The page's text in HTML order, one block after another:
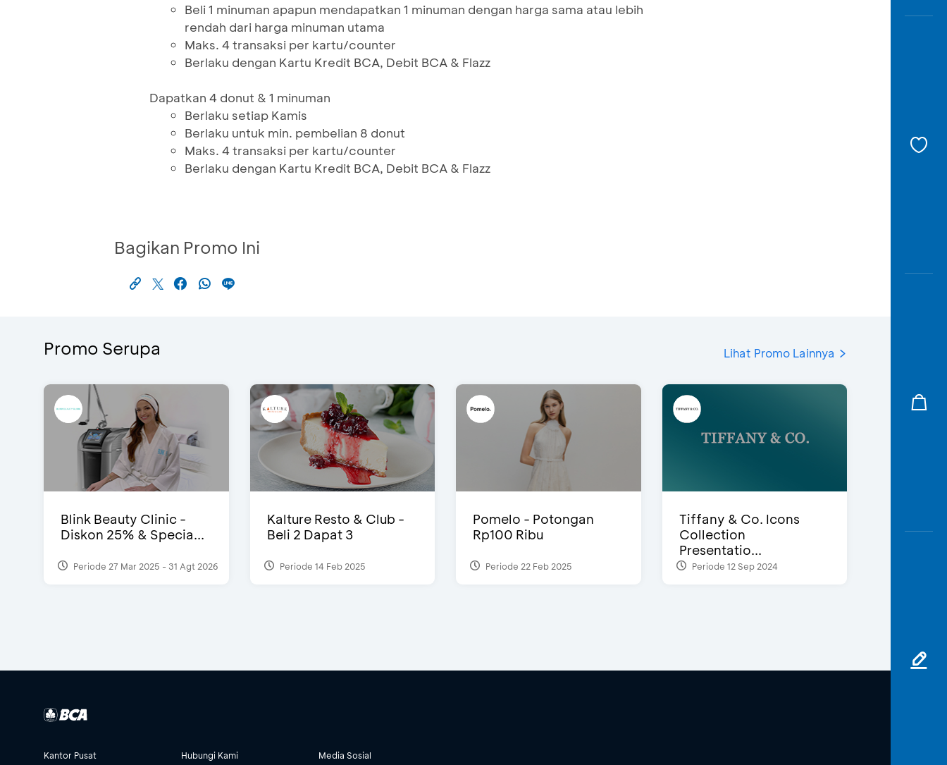
Beli 1 minuman apapun mendapatkan 1 minuman dengan harga sama atau lebih
rendah dari harga minuman utama
Maks. 4 transaksi per kartu/counter
Berlaku dengan Kartu Kredit BCA, Debit BCA & Flazz
Dapatkan 4 donut & 1 minuman
Berlaku setiap Kamis
Berlaku untuk min. pembelian 8 donut
Maks. 4 transaksi per kartu/counter
Berlaku dengan Kartu Kredit BCA, Debit BCA & Flazz
Bagikan Promo Ini
Promo Serupa Lihat Promo Lainnya
Blink Beauty Clinic -
Diskon 25% & Specia...
Periode 27 Mar 2025 - 31 Agt 2026
Kalture Resto & Club -
Beli 2 Dapat 3
Periode 14 Feb 2025
Pomelo - Potongan
Rp100 Ribu
Periode 22 Feb 2025
Tiffany & Co. Icons
Collection
Presentatio...
Periode 12 Sep 2024
Kantor Pusat Hubungi Kami Media Sosial